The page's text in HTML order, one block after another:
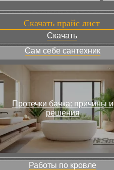
Скачать прайс лист
Скачать
Сам себе сантехник
Протечки бачка: причины и
решения
Работы по кровле